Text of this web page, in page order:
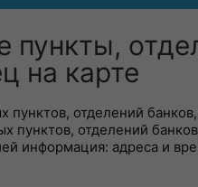
на карте
пунктов, отделений
пунктов, отделений
информация: адреса и